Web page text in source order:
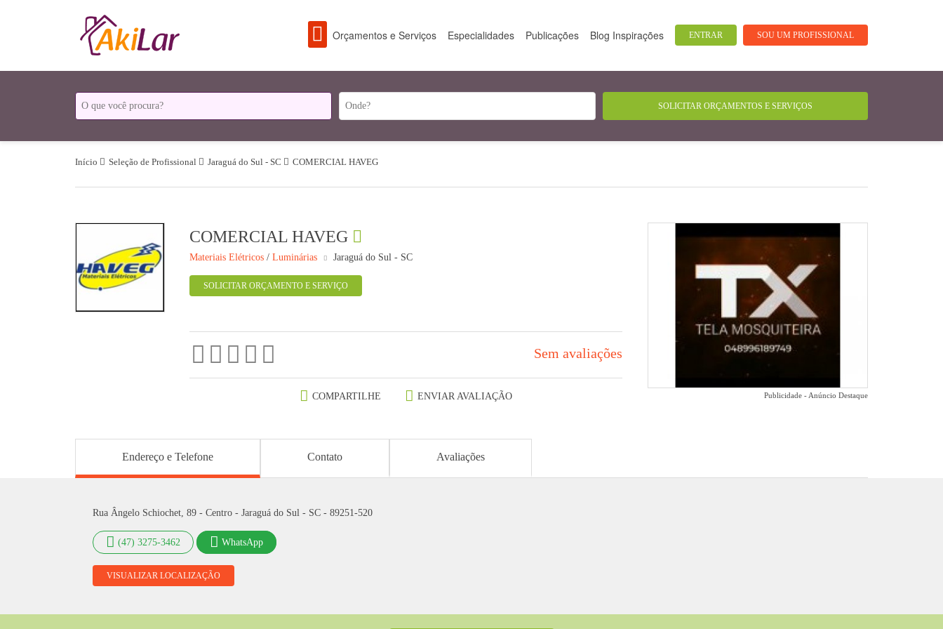
ENTRAR SOU UM PROFISSIONAL
Orçamentos e Serviços Especialidades Publicações Blog Inspirações
Início Seleção de Profissional Jaraguá do Sul - SC COMERCIAL HAVEG
COMERCIAL HAVEG
Materiais Elétricos /Luminárias Jaraguá do Sul - SC
SOLICITAR ORÇAMENTO E SERVIÇO
Sem avaliações
COMPARTILHE ENVIAR AVALIAÇÃO Publicidade - Anúncio Destaque
Endereço e Telefone Contato Avaliações
Rua Ângelo Schiochet, 89 - Centro - Jaraguá do Sul - SC - 89251-520
(47) 3275-3462 WhatsApp
VISUALIZAR LOCALIZAÇÃO